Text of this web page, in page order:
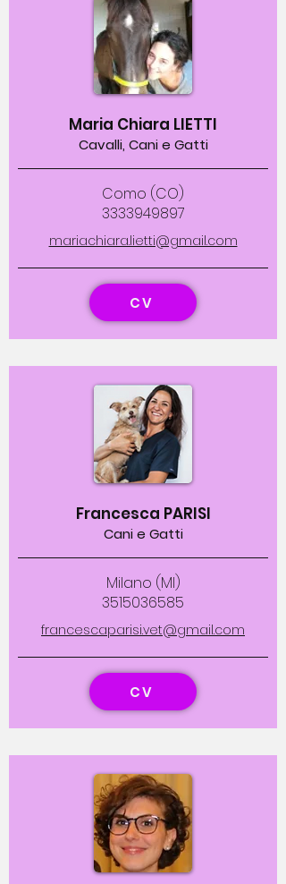
Maria Chiara LIETTI
Cavalli, Cani e Gatti
Como (CO)
3333949897
mariachiara.lietti@gmail.com
CV
Francesca PARISI
Cani e Gatti
Milano (MI)
3515036585
francescaparisi.vet@gmail.com
CV